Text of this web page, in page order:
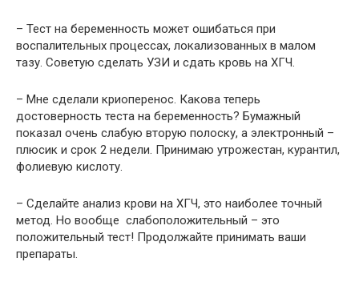
– Тест на беременность может ошибаться при
воспалительных процессах, локализованных в малом
тазу. Советую сделать УЗИ и сдать кровь на ХГЧ.
– Мне сделали криоперенос. Какова теперь
достоверность теста на беременность? Бумажный
показал очень слабую вторую полоску, а электронный –
плюсик и срок 2 недели. Принимаю утрожестан, курантил,
фолиевую кислоту.
– Сделайте анализ крови на ХГЧ, это наиболее точный
метод. Но вообще слабоположительный – это
положительный тест! Продолжайте принимать ваши
препараты.